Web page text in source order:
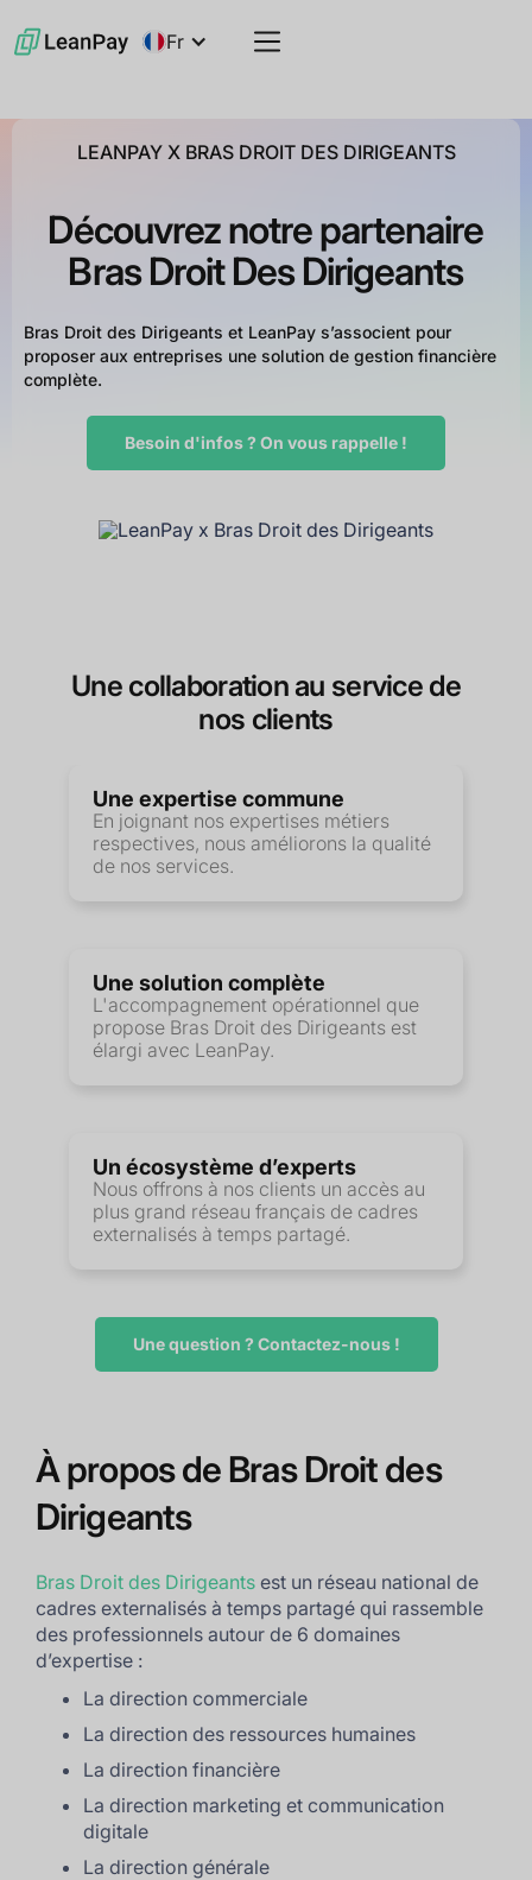
Fr
LEANPAY X BRAS DROIT DES DIRIGEANTS
Découvrez notre partenaire
Bras Droit Des Dirigeants
Bras Droit des Dirigeants et LeanPay s’associent pour
proposer aux entreprises une solution de gestion financière
complète.
Besoin d'infos ? On vous rappelle !
Une collaboration au service de
nos clients
Une expertise commune
En joignant nos expertises métiers
respectives, nous améliorons la qualité
de nos services.
Une solution complète
L'accompagnement opérationnel que
propose Bras Droit des Dirigeants est
élargi avec LeanPay.
Un écosystème d’experts
Nous offrons à nos clients un accès au
plus grand réseau français de cadres
externalisés à temps partagé.
Une question ? Contactez-nous !
À propos de Bras Droit des
Dirigeants
Bras Droit des Dirigeants est un réseau national de
cadres externalisés à temps partagé qui rassemble
des professionnels autour de 6 domaines
d’expertise :
La direction commerciale
La direction des ressources humaines
La direction financière
La direction marketing et communication
digitale
La direction générale